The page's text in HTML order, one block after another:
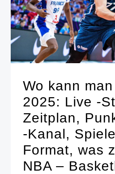
Wo kann
2025: Live -
Zeitplan,
-Kanal,
Format, was
NBA –